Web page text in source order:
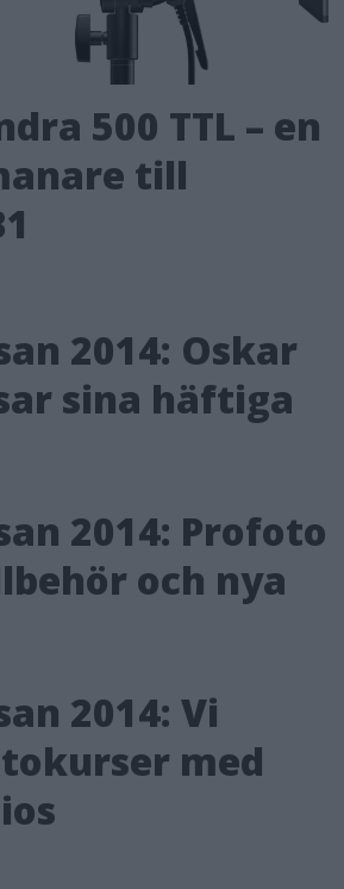
500 TTL – en
till
2014: Oskar
sina häftiga
2014: Profoto
och nya
2014: Vi
med